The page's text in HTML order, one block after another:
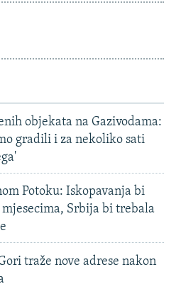
objekata na Gazivodama:
gradili i za nekoliko sati
Potoku: Iskopavanja bi
Srbija bi trebala
traže nove adrese nakon